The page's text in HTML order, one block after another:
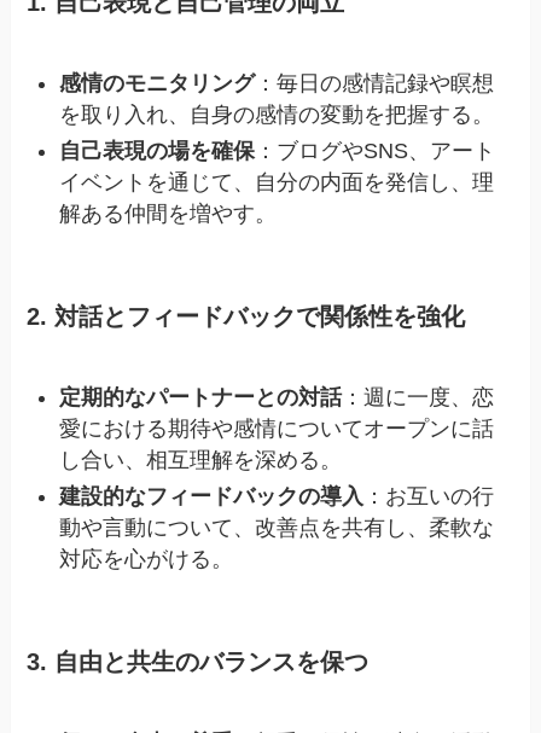
感情のモニタリング：毎日の感情記録や瞑想
を取り入れ、自身の感情の変動を把握する。
自己表現の場を確保：ブログやSNS、アート
イベントを通じて、自分の内面を発信し、理
解ある仲間を増やす。
2. 対話とフィードバックで関係性を強化
定期的なパートナーとの対話：週に一度、恋
愛における期待や感情についてオープンに話
し合い、相互理解を深める。
建設的なフィードバックの導入 ：お互いの行
動や言動について、改善点を共有し、柔軟な
対応を心がける。
3. 自由と共生のバランスを保つ